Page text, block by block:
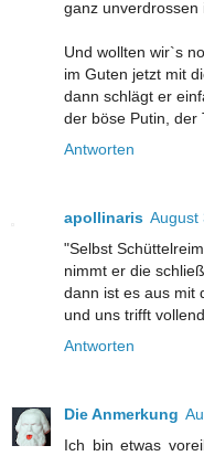
ganz unverdrossen
Und wollten wir`s
im Guten jetzt mit
dann schlägt er
der böse Putin, der
Antworten
apollinaris August
"Selbst
nimmt er die
dann ist es aus mit
und uns trifft
Antworten
Die Anmerkung
Ich bin etwas